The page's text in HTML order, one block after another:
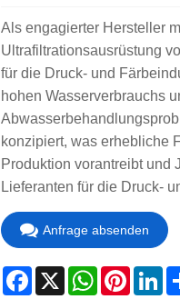
Als engagierter Hersteller
Ultrafiltrationsausrüstung
für die Druck- und
hohen Wasserverbrauchs
konzipiert, was erhebliche
Produktion vorantreibt und
Lieferanten für die Druck-
Anfrage absenden
Facebook
X WhatsApp